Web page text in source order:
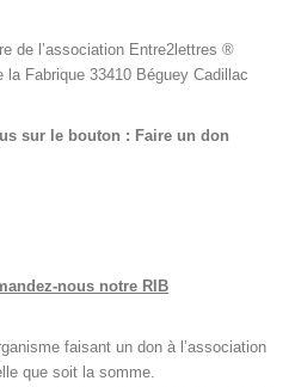
de l’association Entre2lettres ®
Fabrique 33410 Béguey Cadillac
sur le bouton : Faire un don
nous notre RIB
faisant un don à l’association
que soit la somme.